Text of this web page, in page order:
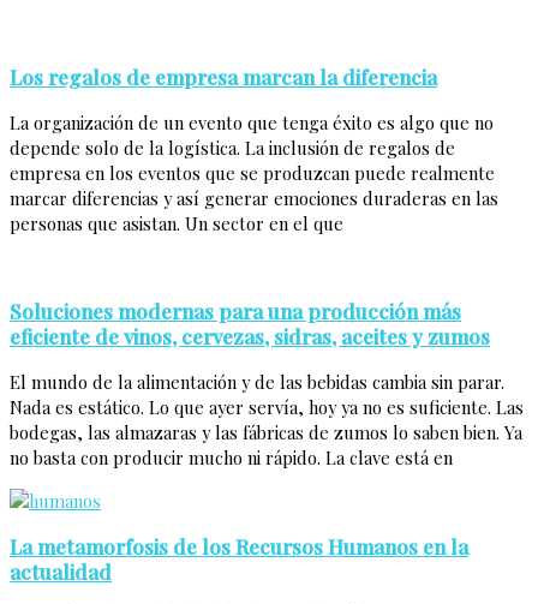
Los regalos de empresa marcan la diferencia
La organización de un evento que tenga éxito es algo que no
depende solo de la logística. La inclusión de regalos de
empresa en los eventos que se produzcan puede realmente
marcar diferencias y así generar emociones duraderas en las
personas que asistan. Un sector en el que
Soluciones modernas para una producción más
eficiente de vinos, cervezas, sidras, aceites y zumos
El mundo de la alimentación y de las bebidas cambia sin parar.
Nada es estático. Lo que ayer servía, hoy ya no es suficiente. Las
bodegas, las almazaras y las fábricas de zumos lo saben bien. Ya
no basta con producir mucho ni rápido. La clave está en
La metamorfosis de los Recursos Humanos en la
actualidad